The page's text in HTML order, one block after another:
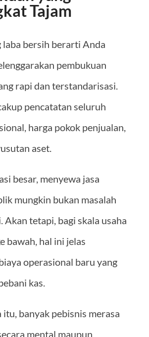
Tajam
bersih berarti Anda
pembukuan
rapi dan terstandarisasi.
pencatatan seluruh
harga pokok penjualan,
aset.
besar, menyewa jasa
mungkin bukan masalah
Akan tetapi, bagi skala usaha
bawah, hal ini jelas
operasional baru yang
kas.
itu, banyak pebisnis merasa
mental maupun